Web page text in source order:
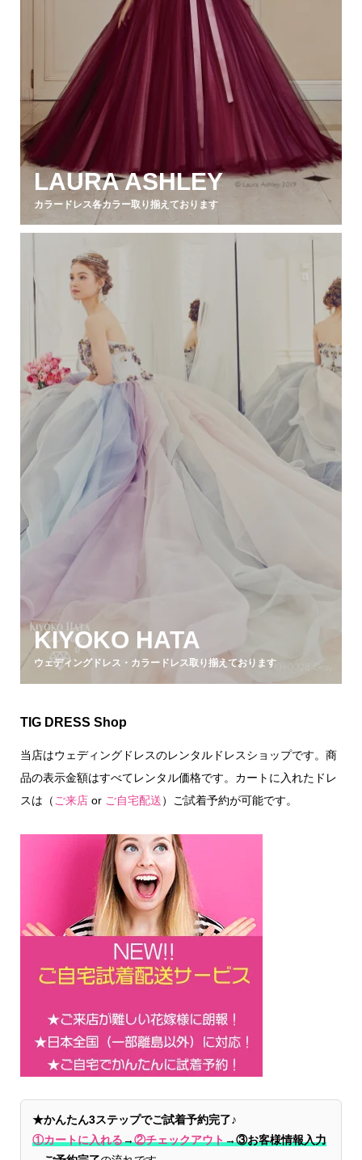
LAURA ASHLEY
カラードレス各カラー取り揃えております
KIYOKO HATA
ウェディングドレス・カラードレス取り揃えております
TIG DRESS Shop
当店はウェディングドレスのレンタルドレスショップです。商
品の表示金額はすべてレンタル価格です。カートに入れたドレ
スは（ ご来店or ご自宅配送）ご試着予約が可能です。
★かんたん3ステップでご試着予約完了♪
①カートに入れる→②チェックアウト→③お客様情報入力